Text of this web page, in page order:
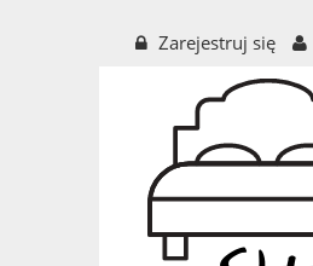
Zarejestruj się